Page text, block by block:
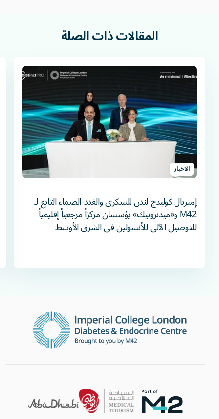
المقالاتذاتالصلة
الاخبار
إمبريال كوليدج لندن للسكري والغدد الصماء التابع لـ
M42 و«ميدترونيك» يؤسسان مركزاً مرجعياً إقليمياً
للتوصيل الآلي للأنسولين في الشرق الأوسط